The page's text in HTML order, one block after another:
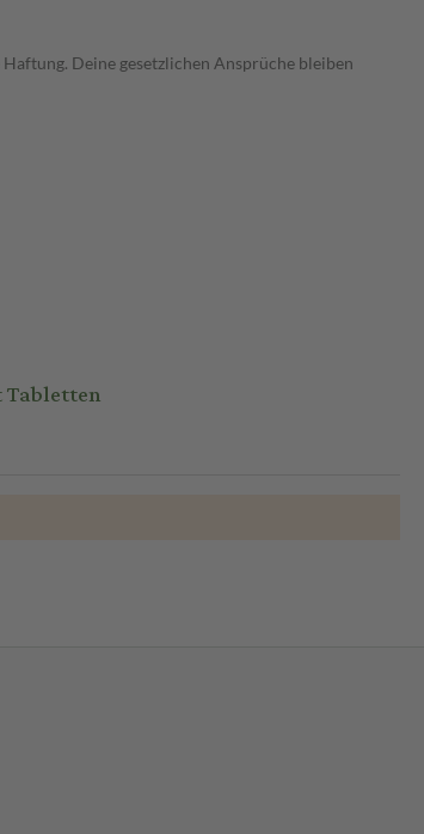
Deine gesetzlichen Ansprüche bleiben